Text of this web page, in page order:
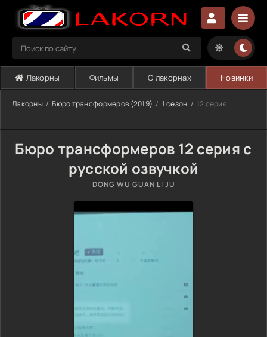
Лакорны Фильмы О лакорнах Новинки
Лакорны Бюро трансформеров (2019) 1 сезон 12 серия
Бюро трансформеров 12 серия с
русской озвучкой
DONG WU GUAN LI JU